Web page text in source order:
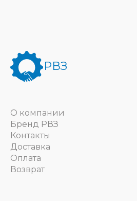
РВЗ
О компании
Бренд РВЗ
Контакты
Доставка
Оплата
Возврат